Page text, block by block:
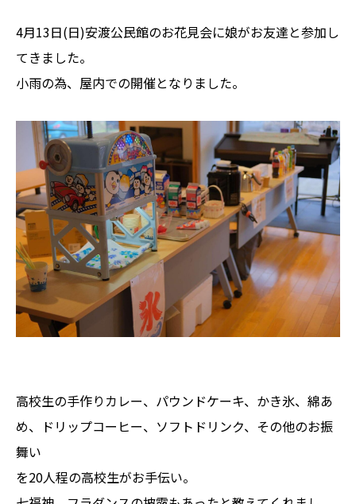
4月13日(日)安渡公民館のお花見会に娘がお友達と参加し
てきました。
小雨の為、屋内での開催となりました。
高校生の手作りカレー、パウンドケーキ、かき氷、綿あ
め、ドリップコーヒー、ソフトドリンク、その他のお振
舞い
を20人程の高校生がお手伝い。